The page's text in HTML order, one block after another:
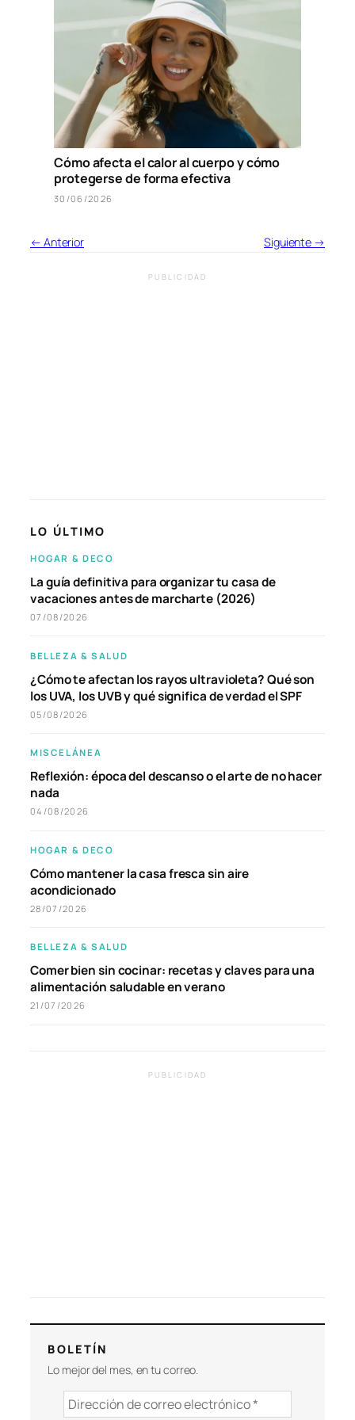
Cómo afecta el calor al cuerpo y cómo
protegerse de forma efectiva
30/06/2026
← Anterior Siguiente →
PUBLICIDAD
LO ÚLTIMO
HOGAR & DECO
La guía definitiva para organizar tu casa de
vacaciones antes de marcharte (2026)
07/08/2026
BELLEZA & SALUD
¿Cómo te afectan los rayos ultravioleta? Qué son
los UVA, los UVB y qué significa de verdad el SPF
05/08/2026
MISCELÁNEA
Reflexión: época del descanso o el arte de no hacer
nada
04/08/2026
HOGAR & DECO
Cómo mantener la casa fresca sin aire
acondicionado
28/07/2026
BELLEZA & SALUD
Comer bien sin cocinar: recetas y claves para una
alimentación saludable en verano
21/07/2026
PUBLICIDAD
BOLETÍN
Lo mejor del mes, en tu correo.